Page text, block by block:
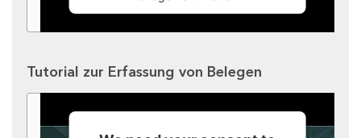
Tutorial zur Erfassung von Belegen